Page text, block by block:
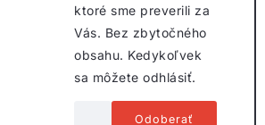
ktoré sme preverili za
Vás. Bez zbytočného
obsahu. Kedykoľvek
sa môžete odhlásiť.